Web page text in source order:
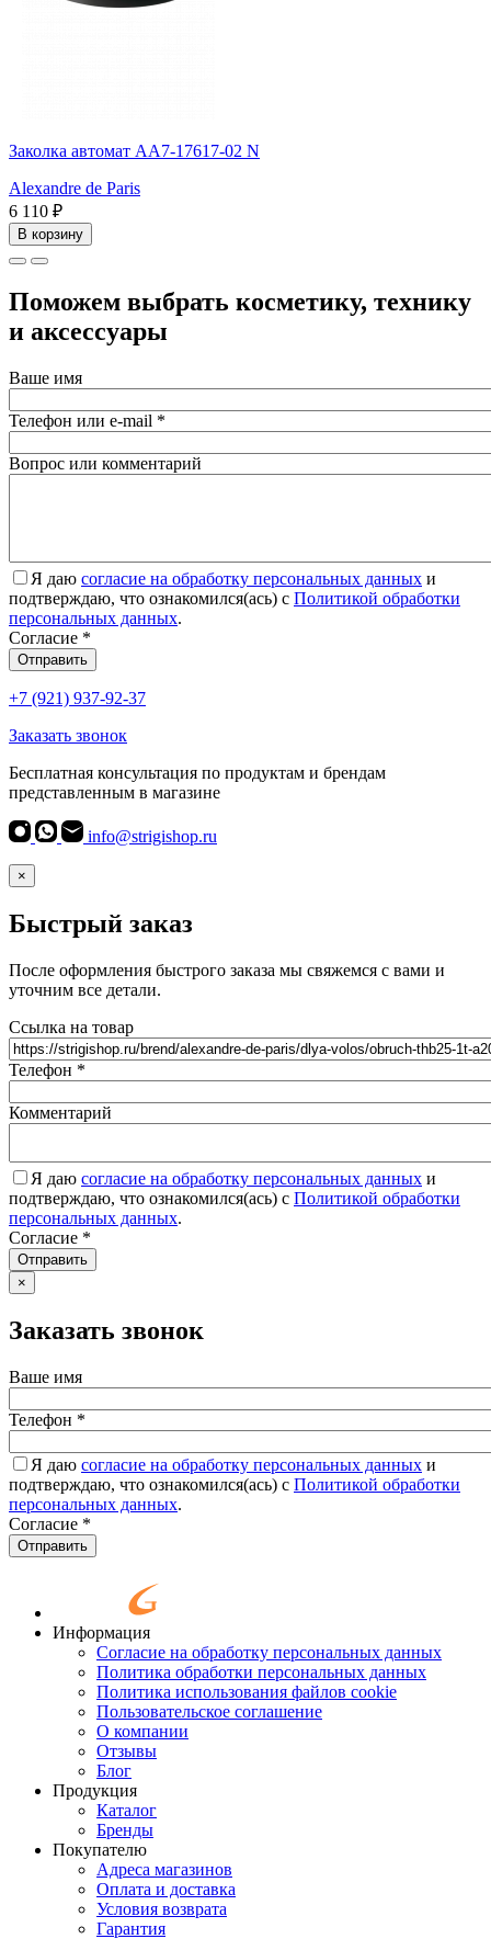
Заколка автомат AA7-17617-02 N
Alexandre de Paris
6 110 ₽
В корзину
Поможем выбрать косметику, технику
и аксессуары
Ваше имя
Телефон или e-mail *
Вопрос или комментарий
Я даю согласие на обработку персональных данных и
подтверждаю, что ознакомился(ась) с Политикой обработки
персональных данных.
Согласие *
Отправить
+7 (921) 937-92-37
Заказать звонок
Бесплатная консультация по продуктам и брендам
представленным в магазине
info@strigishop.ru
×
Быстрый заказ
После оформления быстрого заказа мы свяжемся с вами и
уточним все детали.
Ссылка на товар
Телефон *
Комментарий
Я даю согласие на обработку персональных данных и
подтверждаю, что ознакомился(ась) с Политикой обработки
персональных данных.
Согласие *
Отправить
×
Заказать звонок
Ваше имя
Телефон *
Я даю согласие на обработку персональных данных и
подтверждаю, что ознакомился(ась) с Политикой обработки
персональных данных.
Согласие *
Отправить
Информация
Согласие на обработку персональных данных
Политика обработки персональных данных
Политика использования файлов cookie
Пользовательское соглашение
О компании
Отзывы
Блог
Продукция
Каталог
Бренды
Покупателю
Адреса магазинов
Оплата и доставка
Условия возврата
Гарантия